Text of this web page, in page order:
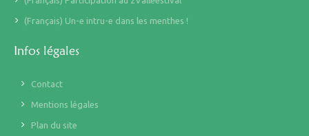
(Français) Un-e intru-e dans les menthes !
Infos légales
Contact
Mentions légales
Plan du site